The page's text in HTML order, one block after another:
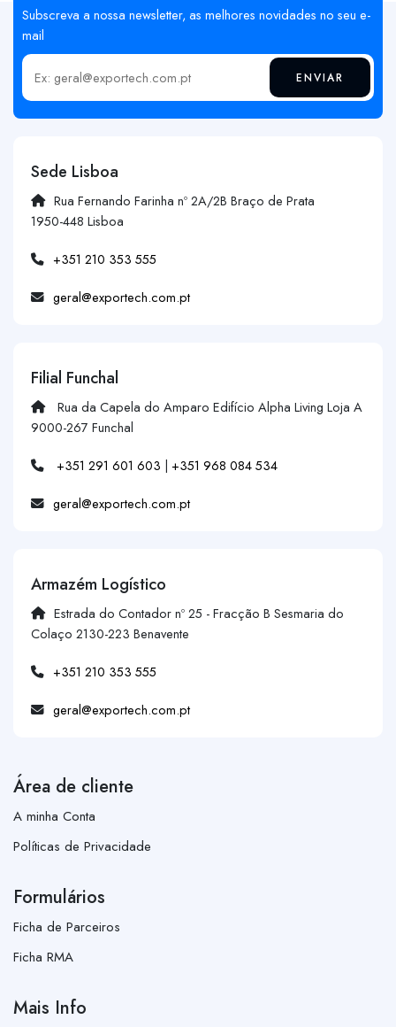
Subscreva a nossa newsletter, as melhores novidades no seu e-
mail
Insira o seu email ENVIAR
Sede Lisboa
Rua Fernando Farinha nº 2A/2B Braço de Prata
1950-448 Lisboa
+351 210 353 555
geral@exportech.com.pt
Filial Funchal
Rua da Capela do Amparo Edifício Alpha Living Loja A
9000-267 Funchal
+351 291 601 603 | +351 968 084 534
geral@exportech.com.pt
Armazém Logístico
Estrada do Contador nº 25 - Fracção B Sesmaria do
Colaço 2130-223 Benavente
+351 210 353 555
geral@exportech.com.pt
Área de cliente
A minha Conta
Políticas de Privacidade
Formulários
Ficha de Parceiros
Ficha RMA
Mais Info